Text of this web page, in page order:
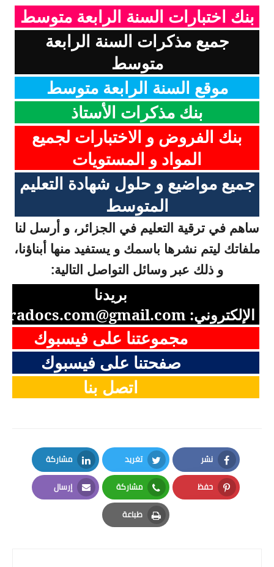
بنك اختبارات السنة الرابعة متوسط
جميع مذكرات السنة الرابعة
متوسط
موقع السنة الرابعة متوسط
بنك مذكرات الأستاذ
بنك الفروض و الاختبارات لجميع
المواد و المستويات
جميع مواضيع و حلول شهادة التعليم
المتوسط
ساهم في ترقية التعليم في الجزائر، و أرسل لنا
ملفاتك ليتم نشرها باسمك و يستفيد منها أبناؤنا،
و ذلك عبر وسائل التواصل التالية:
بريدنا
الإلكتروني:
مجموعتنا على فيسبوك
صفحتنا على فيسبوك
اتصل بنا
نشر
Facebook
تغريد
Twitter
مشاركة
LinkedIn
حفظ
Pinterest
مشاركة
Whatsapp
إرسال
Email
طباعة
Print